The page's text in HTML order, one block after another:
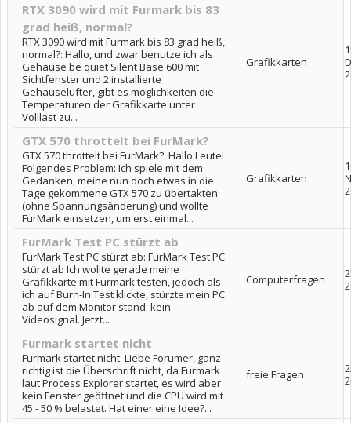
RTX 3090 wird mit Furmark bis 83
grad heiß, normal?
RTX 3090 wird mit Furmark bis 83 grad heiß,
normal?: Hallo, und zwar benutze ich als
Gehäuse be quiet Silent Base 600 mit
Sichtfenster und 2 installierte
Gehäuselüfter, gibt es möglichkeiten die
Temperaturen der Grafikkarte unter
Volllast zu...
Grafikkarten
GTX 570 throttelt bei FurMark?
GTX 570 throttelt bei FurMark?: Hallo Leute!
Folgendes Problem: Ich spiele mit dem
Gedanken, meine nun doch etwas in die
Tage gekommene GTX 570 zu übertakten
(ohne Spannungsänderung) und wollte
FurMark einsetzen, um erst einmal...
Grafikkarten
FurMark Test PC stürzt ab
FurMark Test PC stürzt ab: FurMark Test PC
stürzt ab Ich wollte gerade meine
Grafikkarte mit Furmark testen, jedoch als
ich auf Burn-In Test klickte, stürzte mein PC
ab auf dem Monitor stand: kein
Videosignal. Jetzt...
Computerfragen
Furmark startet nicht
Furmark startet nicht: Liebe Forumer, ganz
richtig ist die Überschrift nicht, da Furmark
laut Process Explorer startet, es wird aber
kein Fenster geöffnet und die CPU wird mit
45 - 50 % belastet. Hat einer eine Idee?...
freie Fragen